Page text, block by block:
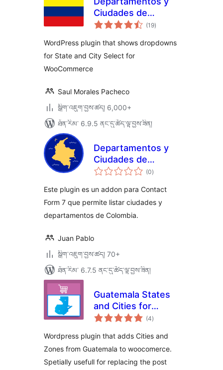
Ciudades de
Colombia para
(19གདེང་
འཇོག་
ཚང་།
)
WordPress plugin that shows dropdowns
for State and City Select for
WooCommerce
Saul Morales Pacheco
སྒྲིག་འཇུག་བྱས་ཚད། 6,000+
ཐོན་རིམ་ 6.9.5 ནང་དུ་ཚོད་ལྟ་བྱས་ཟིན།
Departamentos y
Ciudades de
Colombia para
(0གདེང་
འཇོག་
ཚང་།
)
Este plugin es un addon para Contact
Form 7 que permite listar ciudades y
departamentos de Colombia.
Juan Pablo
སྒྲིག་འཇུག་བྱས་ཚད། 70+
ཐོན་རིམ་ 6.7.5 ནང་དུ་ཚོད་ལྟ་བྱས་ཟིན།
Guatemala States
and Cities for
WooCommerce
(4གདེང་
འཇོག་
ཚང་།
)
Wordpress plugin that adds Cities and
Zones from Guatemala to woocomerce.
Spetially usefull for replacing the post